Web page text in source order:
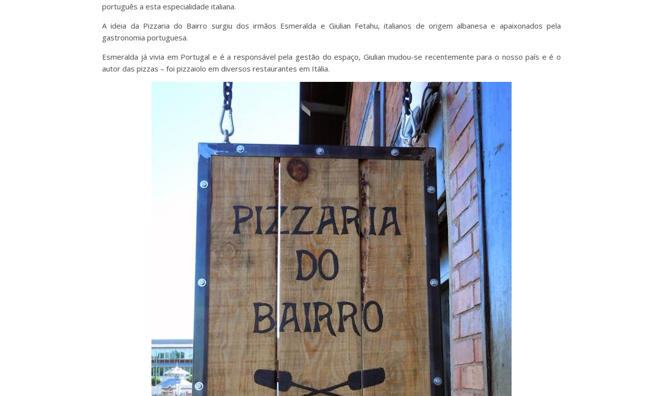
português a esta especialidade italiana.
A ideia da Pizzaria do Bairro surgiu dos irmãos Esmeralda e Giulian Fetahu, italianos de origem albanesa e apaixonados pela
gastronomia portuguesa.
Esmeralda já vivia em Portugal e é a responsável pela gestão do espaço, Giulian mudou-se recentemente para o nosso país e é o
autor das pizzas – foi pizzaiolo em diversos restaurantes em Itália.